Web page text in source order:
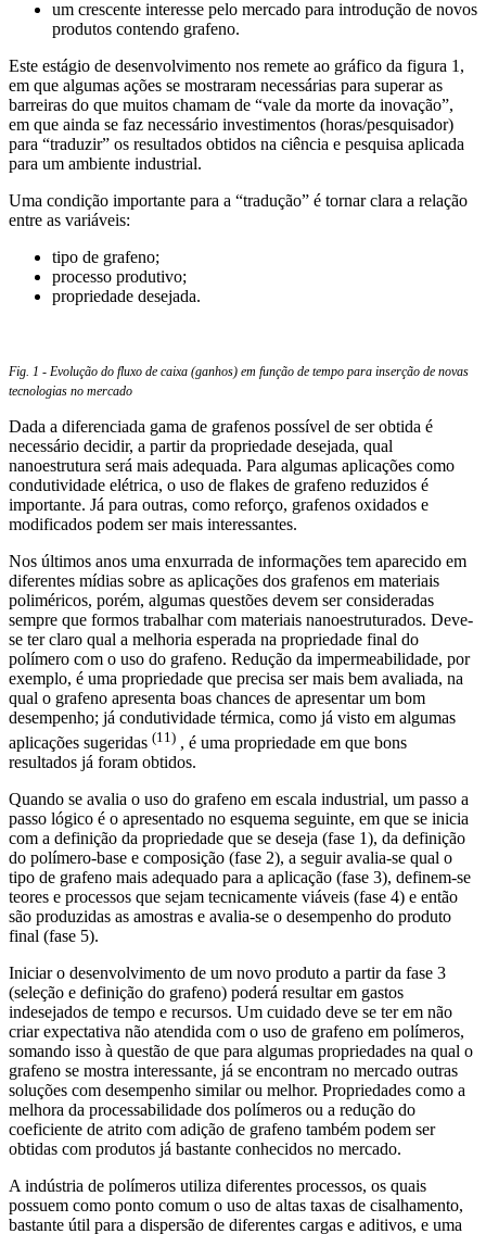
um crescente interesse pelo mercado para introdução de novos
produtos contendo grafeno.
Este estágio de desenvolvimento nos remete ao gráfico da figura 1,
em que algumas ações se mostraram necessárias para superar as
barreiras do que muitos chamam de “vale da morte da inovação”,
em que ainda se faz necessário investimentos (horas/pesquisador)
para “traduzir” os resultados obtidos na ciência e pesquisa aplicada
para um ambiente industrial.
Uma condição importante para a “tradução” é tornar clara a relação
entre as variáveis:
tipo de grafeno;
processo produtivo;
propriedade desejada.
Fig. 1 - Evolução do fluxo de caixa (ganhos) em função de tempo para inserção de novas
tecnologias no mercado
Dada a diferenciada gama de grafenos possível de ser obtida é
necessário decidir, a partir da propriedade desejada, qual
nanoestrutura será mais adequada. Para algumas aplicações como
condutividade elétrica, o uso de flakes de grafeno reduzidos é
importante. Já para outras, como reforço, grafenos oxidados e
modificados podem ser mais interessantes.
Nos últimos anos uma enxurrada de informações tem aparecido em
diferentes mídias sobre as aplicações dos grafenos em materiais
poliméricos, porém, algumas questões devem ser consideradas
sempre que formos trabalhar com materiais nanoestruturados. Deve-
se ter claro qual a melhoria esperada na propriedade final do
polímero com o uso do grafeno. Redução da impermeabilidade, por
exemplo, é uma propriedade que precisa ser mais bem avaliada, na
qual o grafeno apresenta boas chances de apresentar um bom
desempenho; já condutividade térmica, como já visto em algumas
aplicações sugeridas (11) , é uma propriedade em que bons
resultados já foram obtidos.
Quando se avalia o uso do grafeno em escala industrial, um passo a
passo lógico é o apresentado no esquema seguinte, em que se inicia
com a definição da propriedade que se deseja (fase 1), da definição
do polímero-base e composição (fase 2), a seguir avalia-se qual o
tipo de grafeno mais adequado para a aplicação (fase 3), definem-se
teores e processos que sejam tecnicamente viáveis (fase 4) e então
são produzidas as amostras e avalia-se o desempenho do produto
final (fase 5).
Iniciar o desenvolvimento de um novo produto a partir da fase 3
(seleção e definição do grafeno) poderá resultar em gastos
indesejados de tempo e recursos. Um cuidado deve se ter em não
criar expectativa não atendida com o uso de grafeno em polímeros,
somando isso à questão de que para algumas propriedades na qual o
grafeno se mostra interessante, já se encontram no mercado outras
soluções com desempenho similar ou melhor. Propriedades como a
melhora da processabilidade dos polímeros ou a redução do
coeficiente de atrito com adição de grafeno também podem ser
obtidas com produtos já bastante conhecidos no mercado.
A indústria de polímeros utiliza diferentes processos, os quais
possuem como ponto comum o uso de altas taxas de cisalhamento,
bastante útil para a dispersão de diferentes cargas e aditivos, e uma